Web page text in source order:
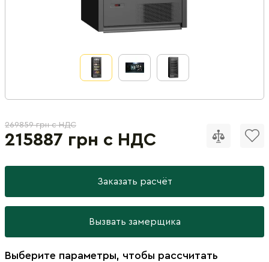
269859 грн с НДС
215887 грн с НДС
Заказать расчёт
Вызвать замерщика
Выберите параметры, чтобы рассчитать